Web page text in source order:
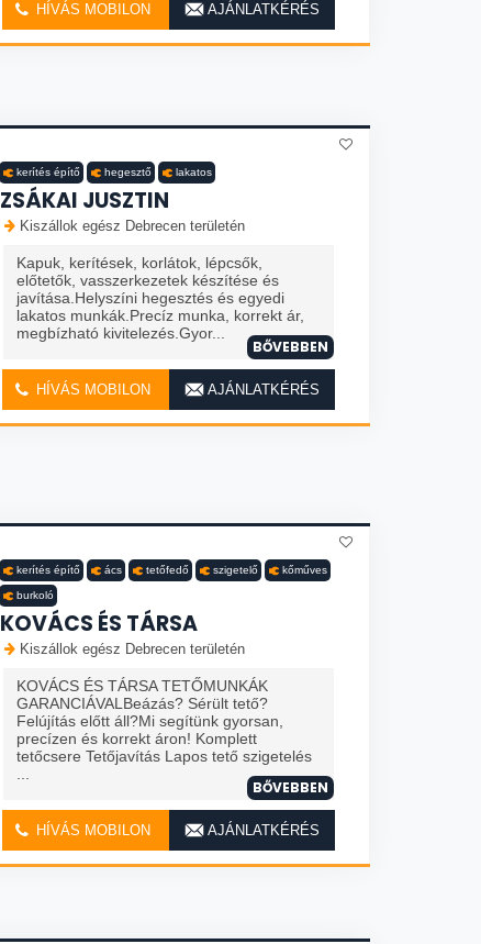
HÍVÁS MOBILON AJÁNLATKÉRÉS
kerítés építő hegesztő lakatos
ZSÁKAI JUSZTIN
Kiszállok egész Debrecen területén
Kapuk, kerítések, korlátok, lépcsők,
előtetők, vasszerkezetek készítése és
javítása.Helyszíni hegesztés és egyedi
lakatos munkák.Precíz munka, korrekt ár,
megbízható kivitelezés.Gyor...
BŐVEBBEN
HÍVÁS MOBILON AJÁNLATKÉRÉS
kerítés építő ács tetőfedő szigetelő kőműves
burkoló
KOVÁCS ÉS TÁRSA
Kiszállok egész Debrecen területén
KOVÁCS ÉS TÁRSA TETŐMUNKÁK
GARANCIÁVALBeázás? Sérült tető?
Felújítás előtt áll?Mi segítünk gyorsan,
precízen és korrekt áron! Komplett
tetőcsere Tetőjavítás Lapos tető szigetelés
BŐVEBBEN
HÍVÁS MOBILON AJÁNLATKÉRÉS